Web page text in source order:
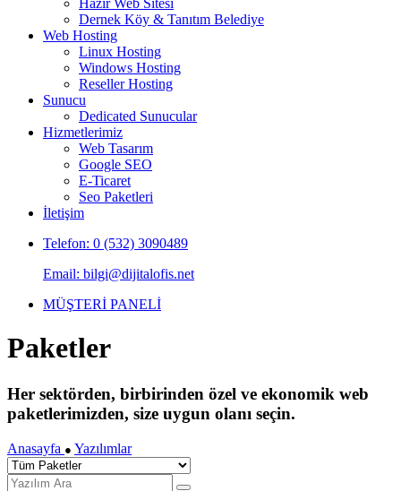
Hazır Web Sitesi
Dernek Köy & Tanıtım Belediye
Web Hosting
Linux Hosting
Windows Hosting
Reseller Hosting
Sunucu
Dedicated Sunucular
Hizmetlerimiz
Web Tasarım
Google SEO
E-Ticaret
Seo Paketleri
İletişim
Telefon: 0 (532) 3090489
Email: bilgi@dijitalofis.net
MÜŞTERİ PANELİ
Paketler
Her sektörden, birbirinden özel ve ekonomik web
paketlerimizden, size uygun olanı seçin.
Anasayfa ● Yazılımlar